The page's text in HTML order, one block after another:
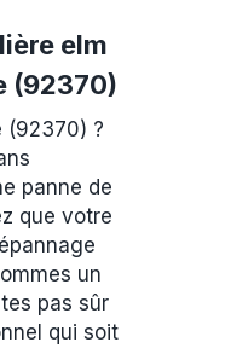
elm
(92370)
(92370) ?
panne de
que votre
un
pas sûr
qui soit